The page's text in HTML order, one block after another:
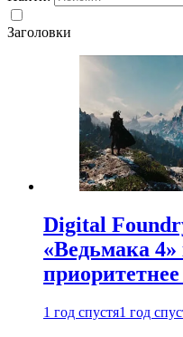
Заголовки
Digital
«Ведьмака 4»
1 год спустя1 год